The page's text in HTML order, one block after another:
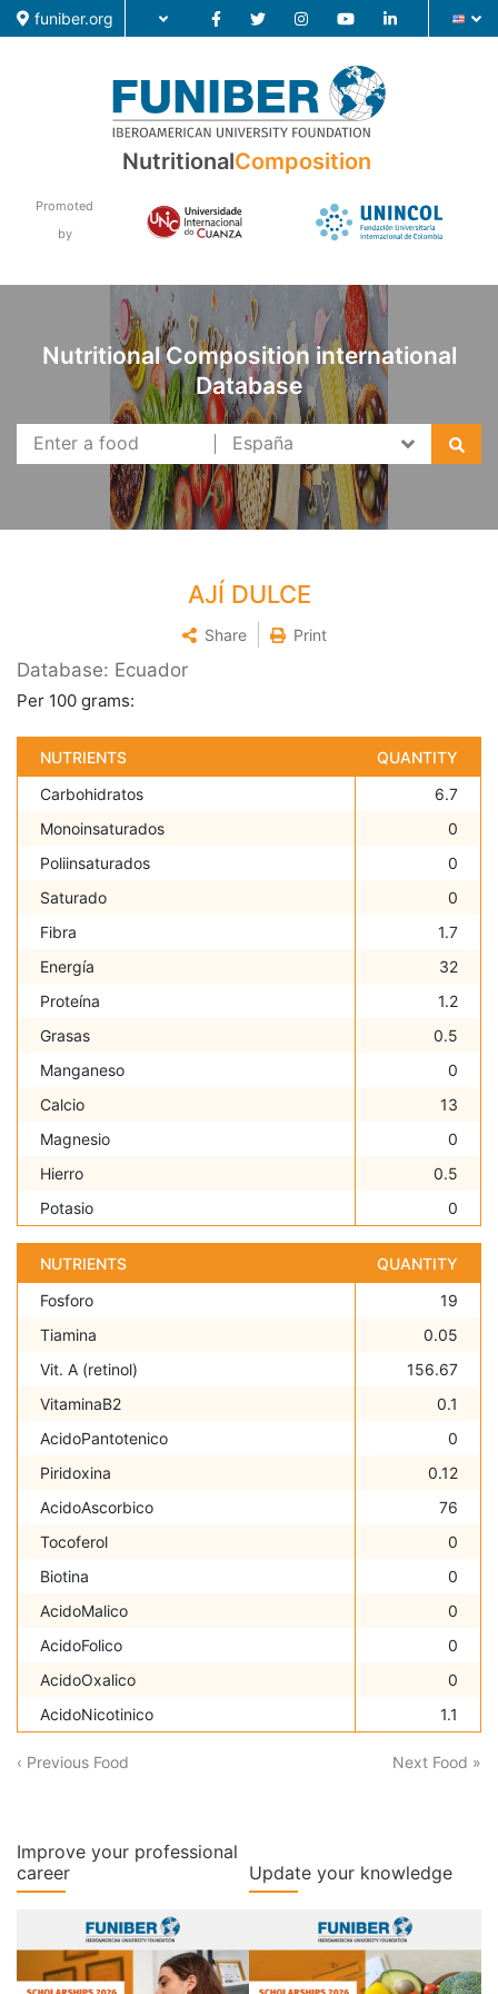
funiber.org
Food Composition
Academic Education
Research
News
NutritionalComposition
Promoted
by
Nutritional Composition international
Database
AJÍ DULCE
Share Print
Database: Ecuador
Per 100 grams:
NUTRIENTS
QUANTITY
Carbohidratos
6.7
Monoinsaturados
0
Poliinsaturados
0
Saturado
0
Fibra
1.7
Energía
32
Proteína
1.2
Grasas
0.5
Manganeso
0
Calcio
13
Magnesio
0
Hierro
0.5
Potasio
0
NUTRIENTS
QUANTITY
Fosforo
19
Tiamina
0.05
Vit. A (retinol)
156.67
VitaminaB2
0.1
AcidoPantotenico
0
Piridoxina
0.12
AcidoAscorbico
76
Tocoferol
0
Biotina
0
AcidoMalico
0
AcidoFolico
0
AcidoOxalico
0
AcidoNicotinico
1.1
‹ Previous Food Next Food »
Improve your professional
career
Update your knowledge